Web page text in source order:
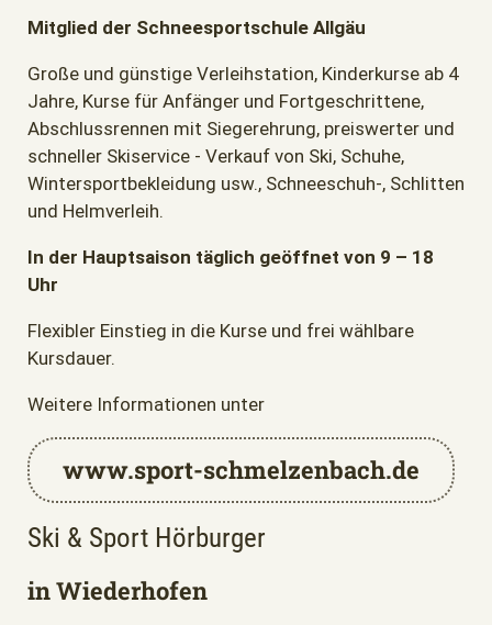
Mitglied der Schneesportschule Allgäu
Große und günstige Verleihstation, Kinderkurse ab 4
Jahre, Kurse für Anfänger und Fortgeschrittene,
Abschlussrennen mit Siegerehrung, preiswerter und
schneller Skiservice - Verkauf von Ski, Schuhe,
Wintersportbekleidung usw., Schneeschuh-, Schlitten
und Helmverleih.
In der Hauptsaison täglich geöffnet von 9 – 18
Uhr
Flexibler Einstieg in die Kurse und frei wählbare
Kursdauer.
Weitere Informationen unter
www.sport-schmelzenbach.de
Ski & Sport Hörburger
in Wiederhofen